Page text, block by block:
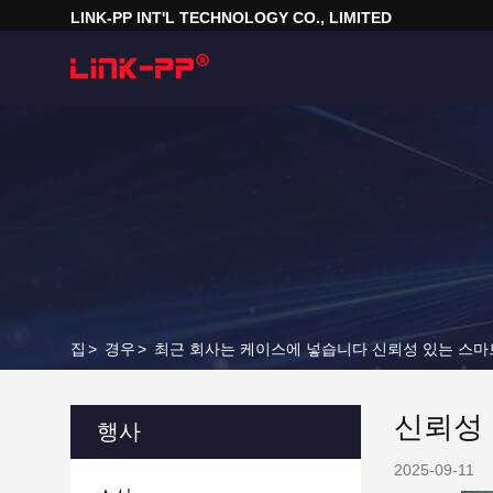
LINK-PP INT'L TECHNOLOGY CO., LIMITED
집 > 경우> 최근 회사는 케이스에 넣습니다 신뢰성 있는 스
행사 신뢰성
2025-09-11